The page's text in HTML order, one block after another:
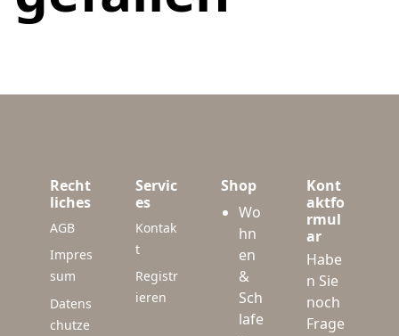
Recht
liches
AGB
Impres
sum
Datens
chutze
Servic
es
Kontak
t
Registr
ieren
Shop
Wo
hn
en
&
Sch
lafe
Kont
aktfo
rmul
ar
Habe
n Sie
noch
Frage